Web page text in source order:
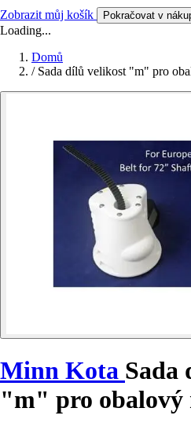
Zobrazit můj košík Pokračovat v
Loading...
Domů
/ Sada dílů velikost "m" pro
Minn Kota Sada
"m" pro obalový